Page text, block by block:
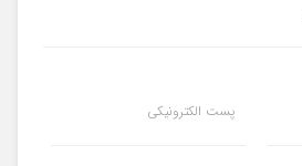
پست الکترونیکی